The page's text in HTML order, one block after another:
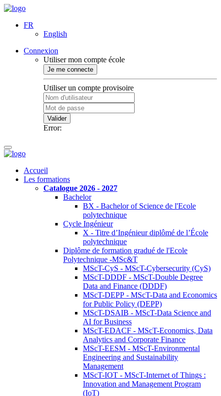
FR
English
Connexion
Utiliser mon compte école
Je me connecte
Utiliser un compte provisoire
Valider
Error:
Accueil
Les formations
Catalogue 2026 - 2027
Bachelor
BX - Bachelor of Science de l'Ecole
polytechnique
Cycle Ingénieur
X - Titre d’Ingénieur diplômé de l’École
polytechnique
Diplôme de formation gradué de l'Ecole
Polytechnique -MSc&T
MScT-CyS - MScT-Cybersecurity (CyS)
MScT-DDDF - MScT-Double Degree
Data and Finance (DDDF)
MScT-DEPP - MScT-Data and Economics
for Public Policy (DEPP)
MScT-DSAIB - MScT-Data Science and
AI for Business
MScT-EDACF - MScT-Economics, Data
Analytics and Corporate Finance
MScT-EESM - MScT-Environmental
Engineering and Sustainability
Management
MScT-IOT - MScT-Internet of Things :
Innovation and Management Program
(IoT)